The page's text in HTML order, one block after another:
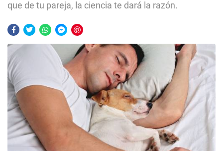
que de tu pareja, la ciencia te dará la razón.